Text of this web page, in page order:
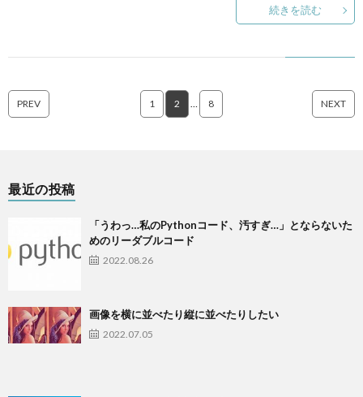
続きを読む
PREV 1 2 … 8 NEXT
最近の投稿
「うわっ…私のPythonコード、汚すぎ…」とならないた
めのリーダブルコード
2022.08.26
画像を横に並べたり縦に並べたりしたい
2022.07.05